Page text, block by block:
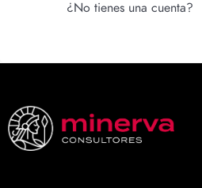
¿No tienes una cuenta?